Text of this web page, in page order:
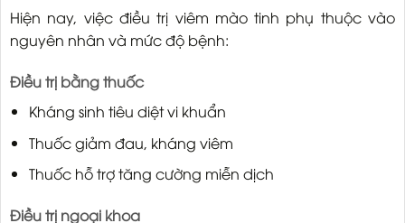
Hiện nay, việc điều trị viêm mào tinh phụ thuộc vào
nguyên nhân và mức độ bệnh:
Điều trị bằng thuốc
Kháng sinh tiêu diệt vi khuẩn
Thuốc giảm đau, kháng viêm
Thuốc hỗ trợ tăng cường miễn dịch
Điều trị ngoại khoa